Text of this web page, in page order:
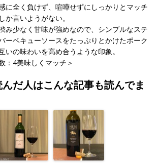
に全く負けず、喧嘩せずにしっかりとマッチ
か言いようがない。
み少なく甘味が強めなので、シンプルなステ
ーベキューソースをたっぷりとかけたポーク
いの味わいを高め合うような印象。
：4美味しくマッチ＞
だ人はこんな記事も読んでま